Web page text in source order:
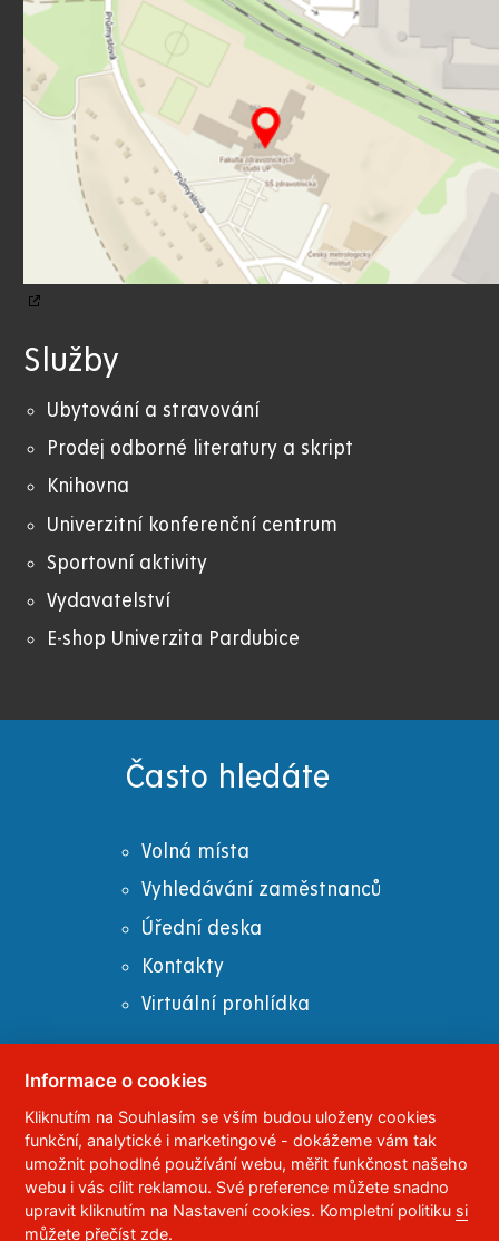
Služby
Ubytování a stravování
Prodej odborné literatury a skript
Knihovna
Univerzitní konferenční centrum
Sportovní aktivity
Vydavatelství
E-shop Univerzita Pardubice
Často hledáte
Volná místa
Vyhledávání zaměstnanců
Úřední deska
Kontakty
Virtuální prohlídka
© 2023 Univerzita Pardubice,Studentská 95
532 10 Pardubice 2
Telefon: 466 036 111, 466 036 112, 466 036 113
Správce webu ,RSS
Informace o cookies
Kliknutím na Souhlasím se vším budou uloženy cookies
funkční, analytické i marketingové - dokážeme vám tak
umožnit pohodlné používání webu, měřit funkčnost našeho
webu i vás cílit reklamou. Své preference můžete snadno
upravit kliknutím na Nastavení cookies. Kompletní politiku si
můžete přečíst zde.